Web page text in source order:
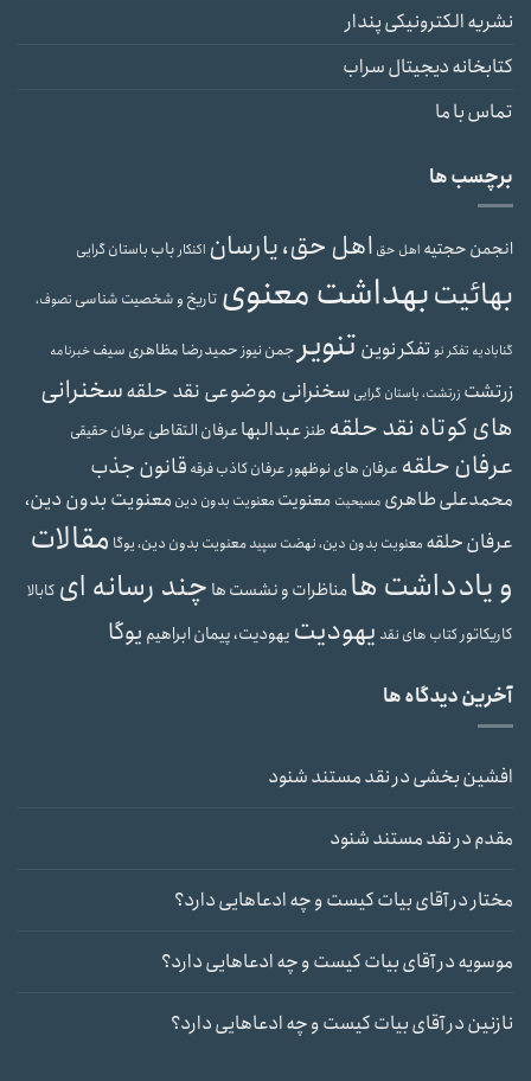
نشریه الکترونیکی پندار
کتابخانه دیجیتال سراب
تماس با ما
برچسب ها
انجمن حجتیه اهل حق اهل حق، یارسان اکنکارباب باستان گرایی
بهائیتبهداشت معنوی تاریخ و شخصیت شناسی تصوف،
گنابادیه تفکر نوتفکر نوین تنویرجمن نیوزحمیدرضا مظاهری سیفخبرنامه
زرتشت زرتشت، باستان گرایی سخنرانی موضوعی نقد حلقهسخنرانی
های کوتاه نقد حلقه طنزعبدالبهاعرفان التقاطی عرفان حقیقی
عرفان حلقه عرفان های نوظهورعرفان کاذبفرقه قانون جذب
محمدعلی طاهری مسیحیت معنویت معنویت بدون دین معنویت بدون دین،
عرفان حلقه معنویت بدون دین، نهضت سپیدمعنویت بدون دین، یوگا مقالات
و یادداشت هامناظرات و نشست ها چند رسانه ای کابالا
کاریکاتورکتاب های نقد یهودیت یهودیت، پیمان ابراهیم یوگا
آخرین دیدگاه ها
افشین بخشیدرنقد مستند شنود
مقدمدرنقد مستند شنود
مختاردرآقای بیات کیست و چه ادعاهایی دارد؟
موسویهدرآقای بیات کیست و چه ادعاهایی دارد؟
نازنیندرآقای بیات کیست و چه ادعاهایی دارد؟